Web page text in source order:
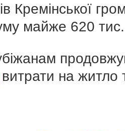
Кремінської
майже 620
витрати на житло